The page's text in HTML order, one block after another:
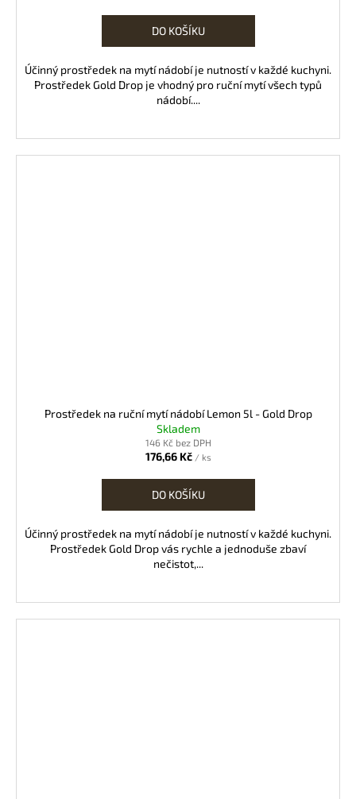
DO KOŠÍKU
Účinný prostředek na mytí nádobí je nutností v každé kuchyni.
Prostředek Gold Drop je vhodný pro ruční mytí všech typů
nádobí....
Prostředek na ruční mytí nádobí Lemon 5l - Gold Drop
Skladem
146 Kč bez DPH
176,66 Kč / ks
DO KOŠÍKU
Účinný prostředek na mytí nádobí je nutností v každé kuchyni.
Prostředek Gold Drop vás rychle a jednoduše zbaví
nečistot,...